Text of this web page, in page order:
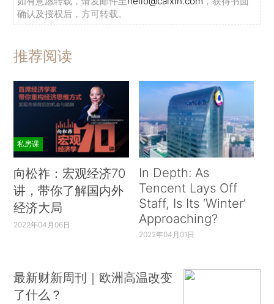
确认及授权后，方可转载。
推荐阅读
私房课
向松祚：宏观经济70
讲，带你了解国内外
经济大局
2022年04月06日
In Depth: As
Tencent Lays Off
Staff, Is Its ‘Winter’
Approaching?
2022年04月01日
最新财新周刊｜欧洲高温改变
了什么？